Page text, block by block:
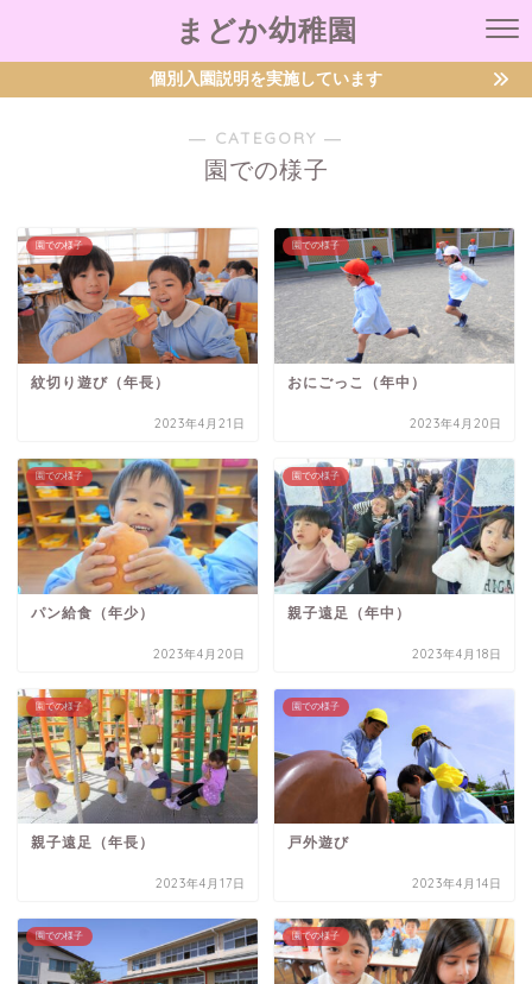
まどか幼稚園
個別入園説明を実施しています
― CATEGORY ―
園での様子
園での様子
紋切り遊び（年長）
2023年4月21日
園での様子
おにごっこ（年中）
2023年4月20日
園での様子
パン給食（年少）
2023年4月20日
園での様子
親子遠足（年中）
2023年4月18日
園での様子
親子遠足（年長）
2023年4月17日
園での様子
戸外遊び
2023年4月14日
園での様子 園での様子